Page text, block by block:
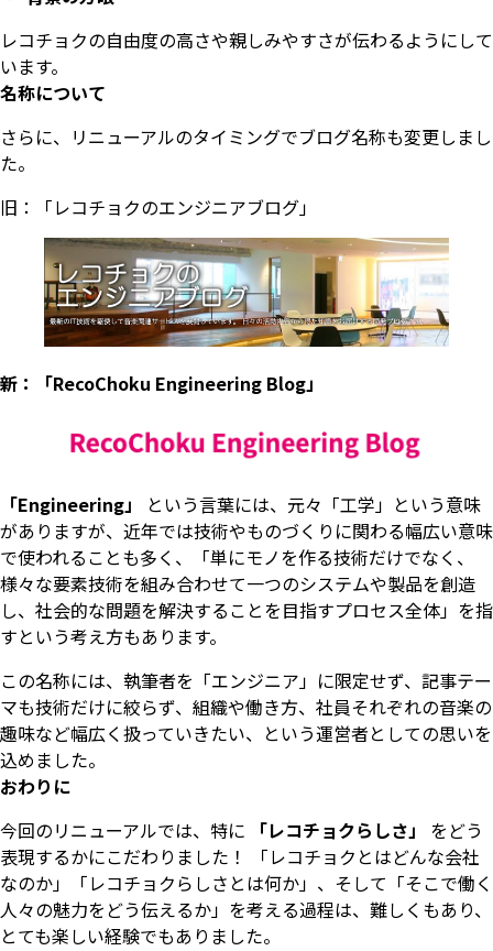
レコチョクの自由度の高さや親しみやすさが伝わるようにして
います。
名称について
さらに、リニューアルのタイミングでブログ名称も変更しまし
た。
旧：「レコチョクのエンジニアブログ」
新：「RecoChoku Engineering Blog」
「Engineering」
という言葉には、元々「工学」という意味
がありますが、近年では技術やものづくりに関わる幅広い意味
で使われることも多く、「単にモノを作る技術だけでなく、
様々な要素技術を組み合わせて一つのシステムや製品を創造
し、社会的な問題を解決することを目指すプロセス全体」を指
すという考え方もあります。
この名称には、執筆者を「エンジニア」に限定せず、記事テー
マも技術だけに絞らず、組織や働き方、社員それぞれの音楽の
趣味など幅広く扱っていきたい、という運営者としての思いを
込めました。
おわりに
今回のリニューアルでは、特に
「レコチョクらしさ」
をどう
表現するかにこだわりました！ 「レコチョクとはどんな会社
なのか」「レコチョクらしさとは何か」、そして「そこで働く
人々の魅力をどう伝えるか」を考える過程は、難しくもあり、
とても楽しい経験でもありました。